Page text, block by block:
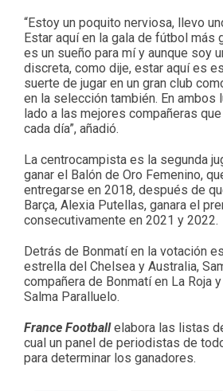
“Estoy un poquito nerviosa, llevo
Estar aquí en la gala de fútbol más
es un sueño para mí y aunque soy
discreta, como dije, estar aquí es
suerte de jugar en un gran club
en la selección también. En ambos
lado a las mejores compañeras
cada día”, añadió.
La centrocampista es la segunda
ganar el Balón de Oro Femenino,
entregarse en 2018, después de
Barça, Alexia Putellas, ganara el
consecutivamente en 2021 y 2022.
Detrás de Bonmatí en la votación
estrella del Chelsea y Australia,
compañera de Bonmatí en La Roja
Salma Paralluelo.
France Footballelabora las listas
cual un panel de periodistas de
para determinar los ganadores.